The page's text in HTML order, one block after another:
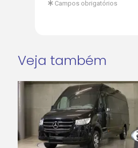
Campos obrigatórios
Veja também